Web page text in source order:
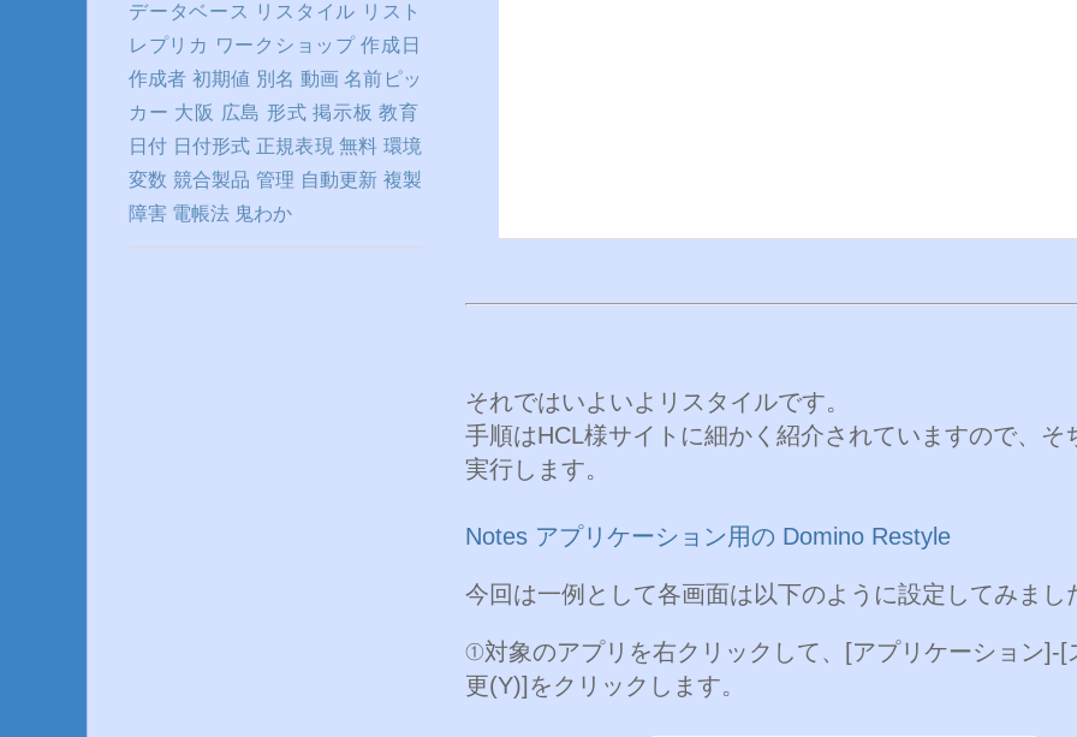
それではいよいよリスタイルです。
手順はHCL様サイトに細かく紹介されていますので、そ
実行します。
Notes アプリケーション用の Domino Restyle
今回は一例として各画面は以下のように設定してみまし
①対象のアプリを右クリックして、[アプリケーション]-[
更(Y)]をクリックします。
データベース
リスタイル リスト
レプリカ ワークショップ 作成日
作成者 初期値 別名 動画 名前ピッ
カー 大阪 広島 形式 掲示板 教育
日付 日付形式 正規表現 無料 環境
変数 競合製品 管理 自動更新 複製
障害 電帳法 鬼わか